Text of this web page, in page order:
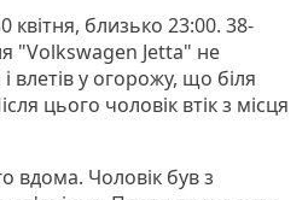
квітня, близько 23:00. 38-
"Volkswagen Jetta" не
влетів у огорожу, що біля
цього чоловік втік з місця
вдома. Чоловік був з